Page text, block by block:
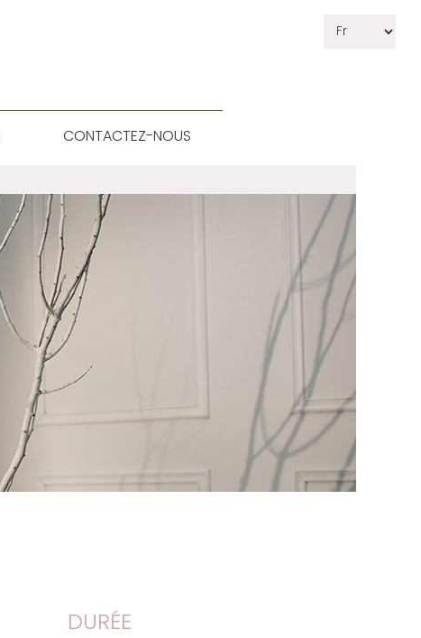
CONTACTEZ-NOUS
DURÉE